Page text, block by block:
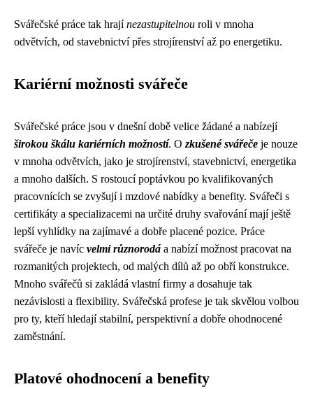
Svářečské práce tak hrajínezastupitelnou roli v mnoha
odvětvích, od stavebnictví přes strojírenství až po energetiku.
Kariérní možnosti svářeče
Svářečské práce jsou v dnešní době velice žádané a nabízejí
širokou škálu kariérních možností. O zkušené svářeče je nouze
v mnoha odvětvích, jako je strojírenství, stavebnictví, energetika
a mnoho dalších. S rostoucí poptávkou po kvalifikovaných
pracovnících se zvyšují i mzdové nabídky a benefity. Svářeči s
certifikáty a specializacemi na určité druhy svařování mají ještě
lepší vyhlídky na zajímavé a dobře placené pozice. Práce
svářeče je navíc velmi různorodá a nabízí možnost pracovat na
rozmanitých projektech, od malých dílů až po obří konstrukce.
Mnoho svářečů si zakládá vlastní firmy a dosahuje tak
nezávislosti a flexibility. Svářečská profese je tak skvělou volbou
pro ty, kteří hledají stabilní, perspektivní a dobře ohodnocené
zaměstnání.
Platové ohodnocení a benefity